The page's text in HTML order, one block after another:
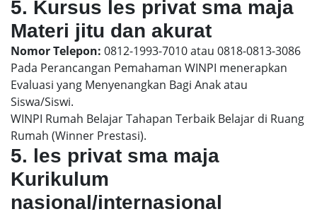
5. Kursus les privat sma maja
Materi jitu dan akurat
Nomor Telepon: 0812-1993-7010 atau 0818-0813-3086
Pada Perancangan Pemahaman WINPI menerapkan
Evaluasi yang Menyenangkan Bagi Anak atau
Siswa/Siswi.
WINPI Rumah Belajar Tahapan Terbaik Belajar di Ruang
Rumah (Winner Prestasi).
5. les privat sma maja
Kurikulum
nasional/internasional